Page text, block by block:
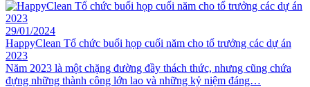
29/01/2024
HappyClean Tổ chức buổi họp cuối năm cho tổ trưởng các dự án
2023
Năm 2023 là một chặng đường đầy thách thức, nhưng cũng chứa
đựng những thành công lớn lao và những kỷ niệm đáng…